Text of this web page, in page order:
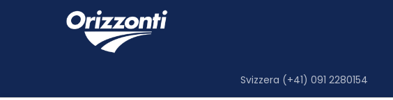
Svizzera (+41) 091 2280154